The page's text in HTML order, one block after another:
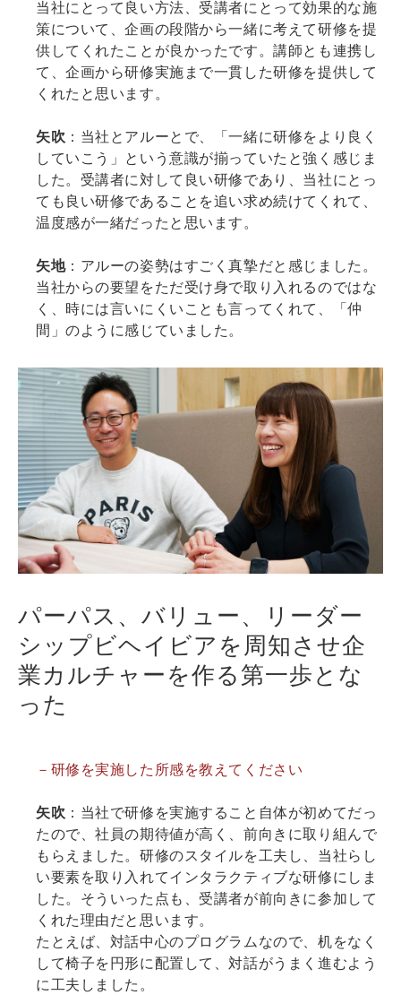
当社にとって良い方法、受講者にとって効果的な施
策について、企画の段階から一緒に考えて研修を提
供してくれたことが良かったです。講師とも連携し
て、企画から研修実施まで一貫した研修を提供して
くれたと思います。
矢吹 ：当社とアルーとで、「一緒に研修をより良く
していこう」という意識が揃っていたと強く感じま
した。受講者に対して良い研修であり、当社にとっ
ても良い研修であることを追い求め続けてくれて、
温度感が一緒だったと思います。
矢地：アルーの姿勢はすごく真摯だと感じました。
当社からの要望をただ受け身で取り入れるのではな
く、時には言いにくいことも言ってくれて、「仲
間」のように感じていました。
パーパス、バリュー、リーダー
シップビヘイビアを周知させ企
業カルチャーを作る第一歩とな
った
－研修を実施した所感を教えてください
矢吹 ：当社で研修を実施すること自体が初めてだっ
たので、社員の期待値が高く、前向きに取り組んで
もらえました。研修のスタイルを工夫し、当社らし
い要素を取り入れてインタラクティブな研修にしま
した。そういった点も、受講者が前向きに参加して
くれた理由だと思います。
たとえば、対話中心のプログラムなので、机をなく
して椅子を円形に配置して、対話がうまく進むよう
に工夫しました。